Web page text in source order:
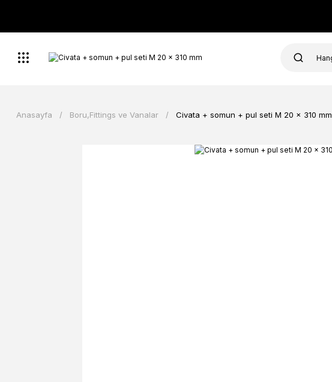
Anasayfa Boru,Fittings ve Vanalar Civata + somun + pul seti M 20 x 310 mm